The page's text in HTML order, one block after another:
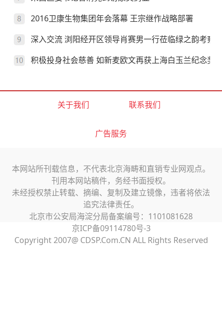
2016卫康生物集团年会落幕 王宗继作战略部署
深入交流 浏阳经开区领导肖赛男一行莅临绿之韵考察
积极投身社会慈善 如新麦欧文再获上海白玉兰纪念奖
关于我们 联系我们
广告服务
本网站所刊载信息，不代表北京海畴和直销专业网观点。
刊用本网站稿件，务经书面授权。
未经授权禁止转载、摘编、复制及建立镜像，违者将依法
追究法律责任。
北京市公安局海淀分局备案编号：1101081628
京ICP备09114780号-3
Copyright 2007@ CDSP.Com.CN ALL Rights Reserved